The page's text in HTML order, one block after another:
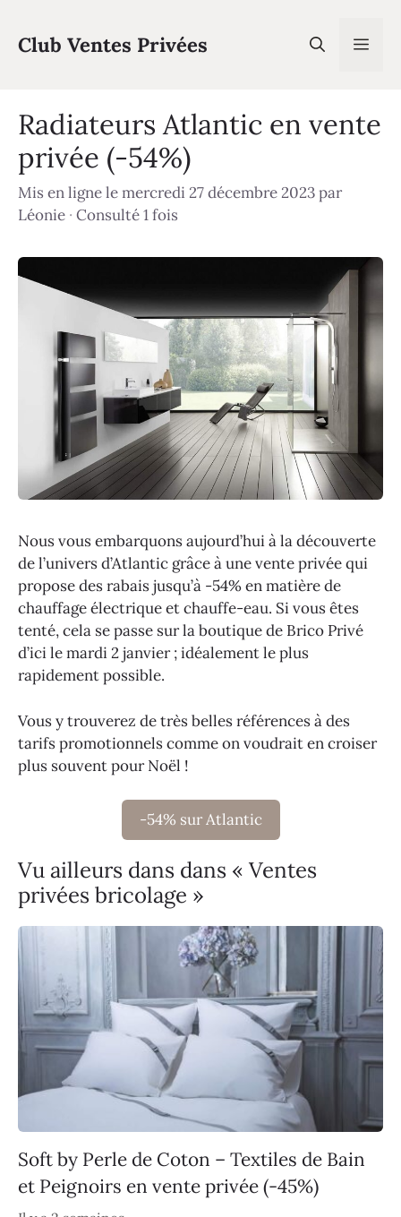
contenu
Club Ventes Privées
Radiateurs Atlantic en vente
privée (-54%)
Mis en ligne le mercredi 27 décembre 2023par
Léonie · Consulté 1 fois
Nous vous embarquons aujourd’hui à la découverte
de l’univers d’Atlantic grâce à une vente privée qui
propose des rabais jusqu’à -54% en matière de
chauffage électrique et chauffe-eau. Si vous êtes
tenté, cela se passe sur la boutique de Brico Privé
d’ici le mardi 2 janvier ; idéalement le plus
rapidement possible.
Vous y trouverez de très belles références à des
tarifs promotionnels comme on voudrait en croiser
plus souvent pour Noël !
-54% sur Atlantic
Vu ailleurs dans dans « Ventes
privées bricolage »
Soft by Perle de Coton – Textiles de Bain
et Peignoirs en vente privée (-45%)